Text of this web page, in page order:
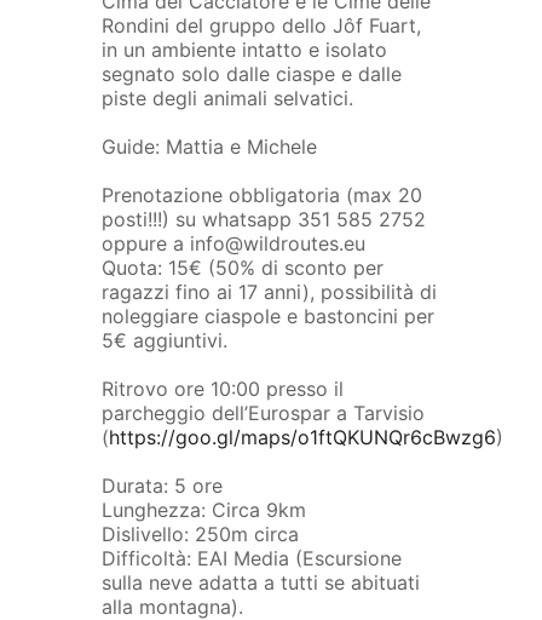
Rondini del gruppo dello Jôf Fuart,
in un ambiente intatto e isolato
segnato solo dalle ciaspe e dalle
piste degli animali selvatici.
Guide: Mattia e Michele
Prenotazione obbligatoria (max 20
posti!!!) su whatsapp 351 585 2752
oppure a info@wildroutes.eu
Quota: 15€ (50% di sconto per
ragazzi fino ai 17 anni), possibilità di
noleggiare ciaspole e bastoncini per
5€ aggiuntivi.
Ritrovo ore 10:00 presso il
parcheggio dell’Eurospar a Tarvisio
(https://goo.gl/maps/o1ftQKUNQr6cBwzg6)
Durata: 5 ore
Lunghezza: Circa 9km
Dislivello: 250m circa
Difficoltà: EAI Media (Escursione
sulla neve adatta a tutti se abituati
alla montagna).